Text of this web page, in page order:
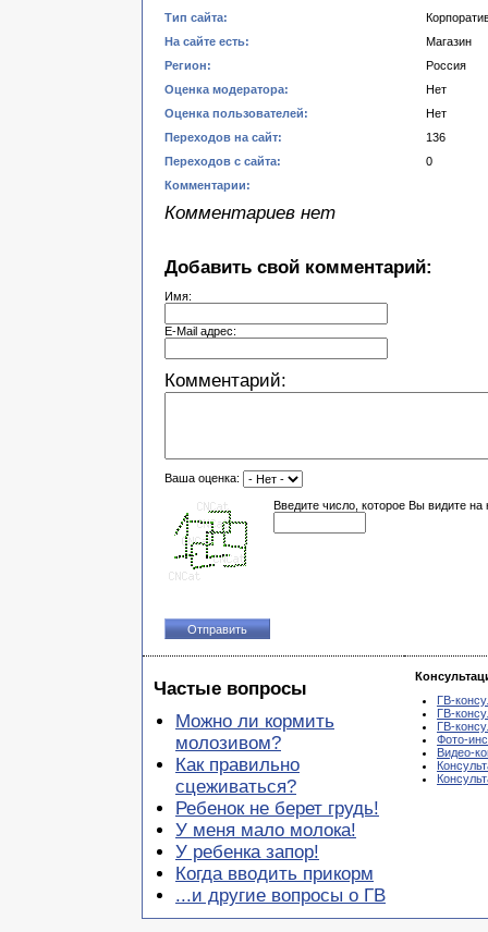
Тип сайта:
На сайте есть:
Магазин
Регион:
Россия
Оценка модератора:
Нет
Оценка пользователей:
Нет
Переходов на сайт:
136
Переходов с сайта:
0
Комментарии:
Комментариев нет
Добавить свой комментарий:
Имя:
E-Mail адрес:
Комментарий:
Ваша оценка:
Введите число, которое Вы видите на
Частые вопросы
Можно ли кормить
молозивом?
Как правильно
сцеживаться?
Ребенок не берет грудь!
У меня мало молока!
У ребенка запор!
Когда вводить прикорм
...и другие вопросы о ГВ
ГВ-
ГВ-
ГВ-
Фото-
Видео-